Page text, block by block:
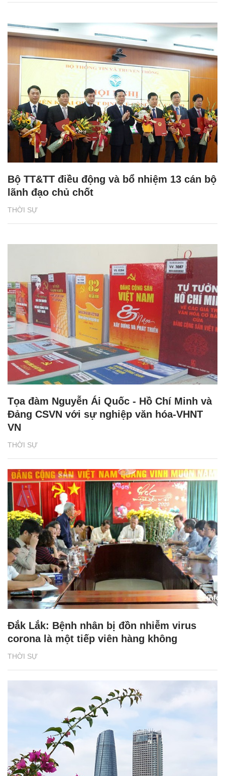
THỜI SỰ
Bộ TT&TT điều động và bổ nhiệm 13 cán bộ
lãnh đạo chủ chốt
THỜI SỰ
Tọa đàm Nguyễn Ái Quốc - Hồ Chí Minh và
Đảng CSVN với sự nghiệp văn hóa-VHNT
VN
THỜI SỰ
Đắk Lắk: Bệnh nhân bị đồn nhiễm virus
corona là một tiếp viên hàng không